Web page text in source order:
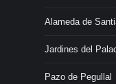
Alameda de
Jardines del
Pazo de Pegullal